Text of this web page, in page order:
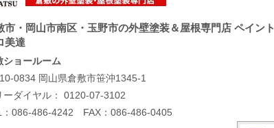
市・岡山市南区・玉野市の外壁塗装＆屋根専門店 ペイント
美達
ショールーム
0834 岡山県倉敷市笹沖1345-1
ーダイヤル： 0120-07-3102
086-486-4242 FAX：086-486-0405